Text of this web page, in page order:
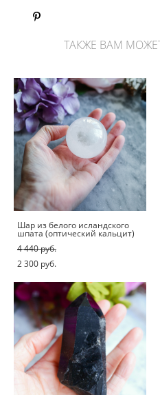
ТАКЖЕ ВАМ
Шар из белого исландского
шпата (оптический кальцит)
4 440 pуб.
2 300 pуб.